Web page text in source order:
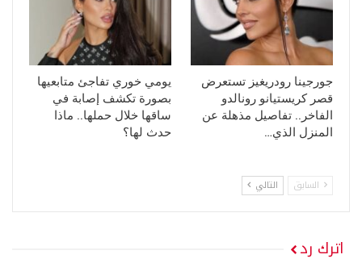
جورجينا رودريغيز تستعرض
قصر كريستيانو رونالدو
الفاخر.. تفاصيل مذهلة عن
المنزل الذي…
يومي خوري تفاجئ متابعيها
بصورة تكشف إصابة في
ساقها خلال حملها.. ماذا
حدث لها؟
السابق التالي
اترك رد